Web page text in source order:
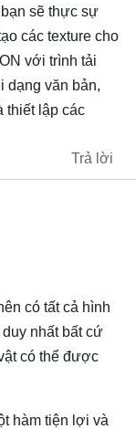
sẽ thực sự
các texture cho
với trình tải
dạng văn bản,
thiết lập các
Trả lời
có tất cả hình
nhất bất cứ
có thể được
hàm tiện lợi và